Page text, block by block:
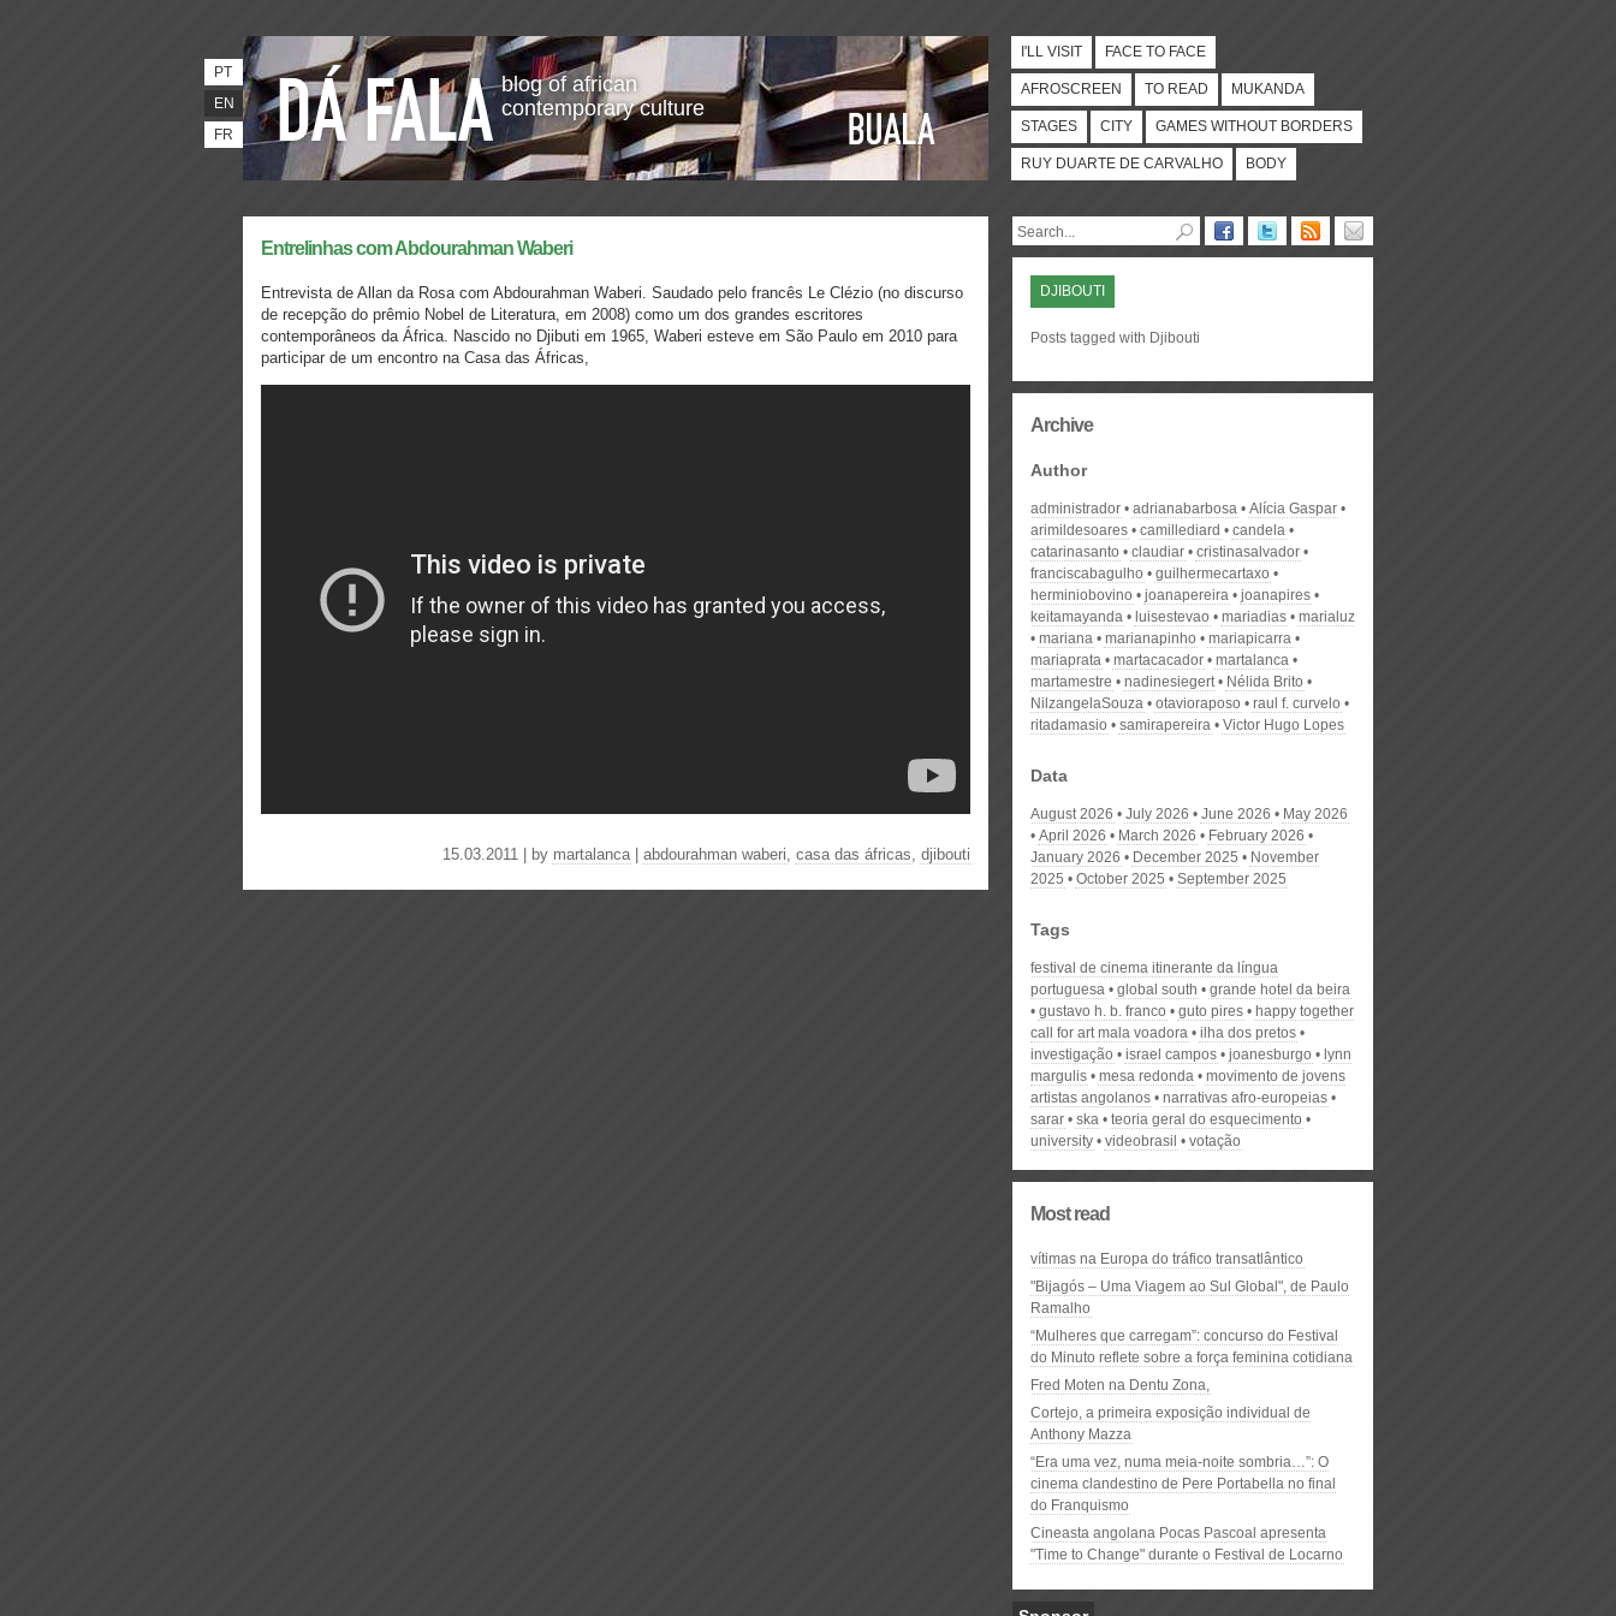
blog of african
contemporary culture
PT
EN
FR
I'LL VISIT FACE TO FACE
AFROSCREEN TO READ MUKANDA
STAGES CITY GAMES WITHOUT BORDERS
RUY DUARTE DE CARVALHO BODY
Entrelinhas com Abdourahman Waberi
Entrevista de Allan da Rosa com Abdourahman Waberi. Saudado pelo francês Le Clézio (no discurso
de recepção do prêmio Nobel de Literatura, em 2008) como um dos grandes escritores
contemporâneos da África. Nascido no Djibuti em 1965, Waberi esteve em São Paulo em 2010 para
participar de um encontro na Casa das Áfricas,
15.03.2011 | by martalanca| abdourahman waberi, casa das áfricas, djibouti
DJIBOUTI
Posts tagged with Djibouti
Archive
Author
administrador adrianabarbosa
Alícia Gaspar
arimildesoares
camillediard
candela
catarinasanto
claudiar
cristinasalvador
franciscabagulho
guilhermecartaxo
herminiobovino
joanapereira
joanapires
keitamayanda
luisestevao mariadias
marialuz
mariana
marianapinho
mariapicarra
mariaprata
martacacador
martalanca
martamestre
nadinesiegert
Nélida Brito
NilzangelaSouza
otavioraposo
raul f. curvelo
ritadamasio
samirapereira Victor Hugo Lopes
Data
August 2026 July 2026 June 2026
May 2026
April 2026
March 2026
February 2026
January 2026
December 2025
November
2025
October 2025 September 2025
Tags
festival de cinema itinerante da língua
portuguesa
global south
grande hotel da beira
gustavo h. b. franco
guto pires
happy together
call for art mala voadora
ilha dos pretos
investigação
israel campos joanesburgo
lynn
margulis
mesa redonda
movimento de jovens
artistas angolanos
narrativas afro-europeias
sarar
ska
teoria geral do esquecimento
university
videobrasil votação
Most read
vítimas na Europa do tráfico transatlântico
"Bijagós – Uma Viagem ao Sul Global", de Paulo
Ramalho
“Mulheres que carregam”: concurso do Festival
do Minuto reflete sobre a força feminina cotidiana
Fred Moten na Dentu Zona,
Cortejo, a primeira exposição individual de
Anthony Mazza
“Era uma vez, numa meia-noite sombria…”: O
cinema clandestino de Pere Portabella no final
do Franquismo
Cineasta angolana Pocas Pascoal apresenta
"Time to Change" durante o Festival de Locarno